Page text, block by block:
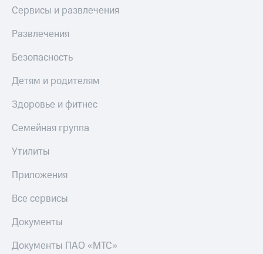
Сервисы и развлечения
Развлечения
Безопасность
Детям и родителям
Здоровье и фитнес
Семейная группа
Утилиты
Приложения
Все сервисы
Документы
Документы ПАО «МТС»